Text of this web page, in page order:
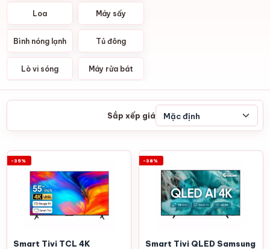
Loa Máy sấy
Bình nóng lạnh Tủ đông
Lò vi sóng Máy rửa bát
Sắp xếp giá
-35%
Smart Tivi TCL 4K
-38%
Smart Tivi QLED Samsung